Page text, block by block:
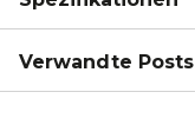
Verwandte Posts